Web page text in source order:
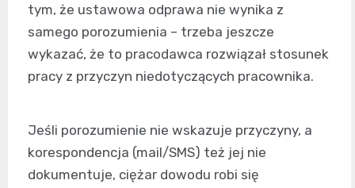
tym, że ustawowa odprawa nie wynika z
samego porozumienia – trzeba jeszcze
wykazać, że to pracodawca rozwiązał stosunek
pracy z przyczyn niedotyczących pracownika.
Jeśli porozumienie nie wskazuje przyczyny, a
korespondencja (mail/SMS) też jej nie
dokumentuje, ciężar dowodu robi się